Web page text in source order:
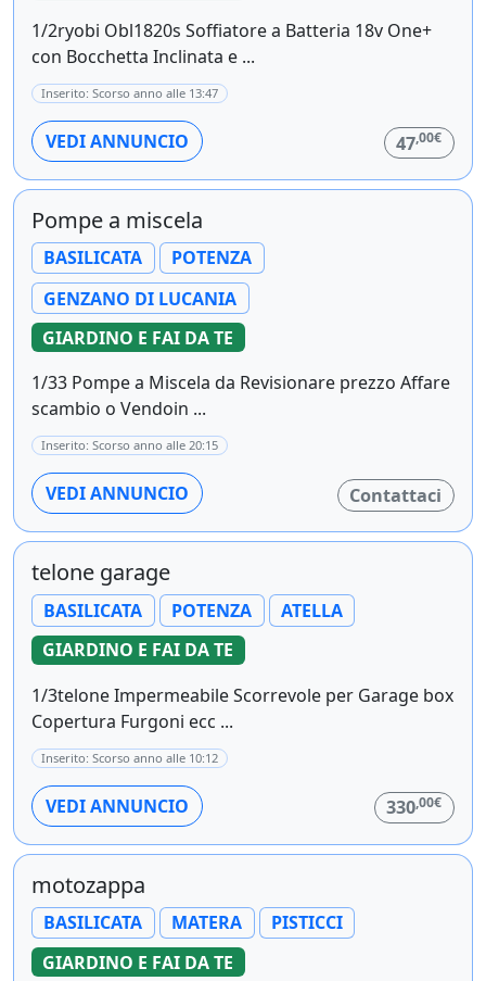
1/2ryobi Obl1820s Soffiatore a Batteria 18v One+
con Bocchetta Inclinata e ...
Inserito: Scorso anno alle 13:47
VEDI ANNUNCIO 47,00€
Pompe a miscela
BASILICATA
POTENZA
GENZANO DI LUCANIA
GIARDINO E FAI DA TE
1/33 Pompe a Miscela da Revisionare prezzo Affare
scambio o Vendoin ...
Inserito: Scorso anno alle 20:15
VEDI ANNUNCIO Contattaci
telone garage
BASILICATA POTENZA
ATELLA
GIARDINO E FAI DA TE
1/3telone Impermeabile Scorrevole per Garage box
Copertura Furgoni ecc ...
Inserito: Scorso anno alle 10:12
VEDI ANNUNCIO 330,00€
motozappa
BASILICATA MATERA
PISTICCI
GIARDINO E FAI DA TE